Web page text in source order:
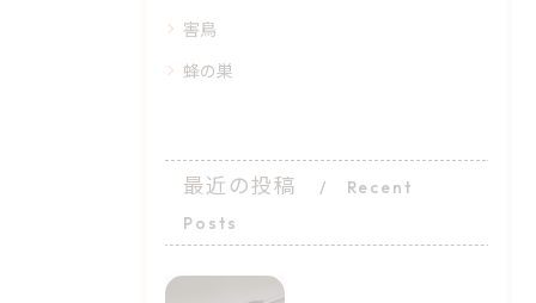
害鳥
蜂の巣
最近の投稿
Recent
Posts